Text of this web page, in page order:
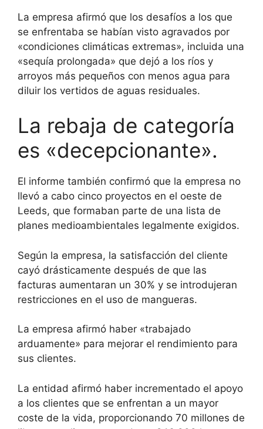
La empresa afirmó que los desafíos a los que
se enfrentaba se habían visto agravados por
«condiciones climáticas extremas», incluida una
«sequía prolongada» que dejó a los ríos y
arroyos más pequeños con menos agua para
diluir los vertidos de aguas residuales.
La rebaja de categoría
es «decepcionante».
El informe también confirmó que la empresa no
llevó a cabo cinco proyectos en el oeste de
Leeds, que formaban parte de una lista de
planes medioambientales legalmente exigidos.
Según la empresa, la satisfacción del cliente
cayó drásticamente después de que las
facturas aumentaran un 30% y se introdujeran
restricciones en el uso de mangueras.
La empresa afirmó haber «trabajado
arduamente» para mejorar el rendimiento para
sus clientes.
La entidad afirmó haber incrementado el apoyo
a los clientes que se enfrentan a un mayor
coste de la vida, proporcionando 70 millones de